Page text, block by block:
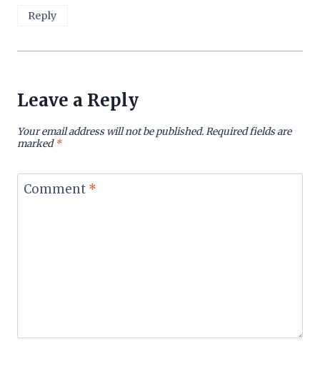
Reply
Leave a Reply
Your email address will not be published.Required fields are
marked*
Comment *